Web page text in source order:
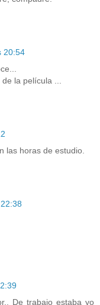
20:54
la película ...
las horas de estudio.
De trabajo estaba yo